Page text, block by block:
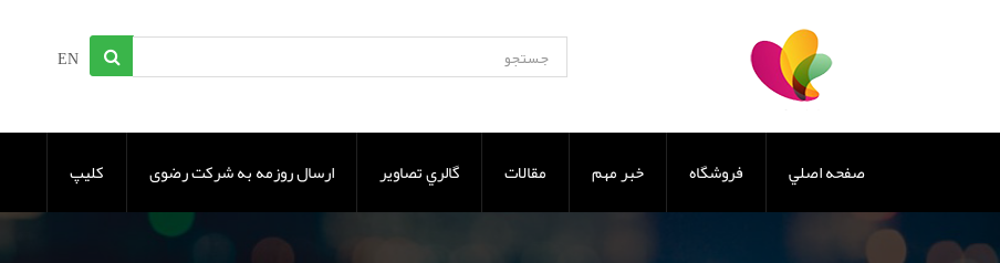
EN
صفحه اصلي فروشگاه خبر مهم مقالات گالري تصاوير ارسال روزمه به شرکت رضوی کلیپ